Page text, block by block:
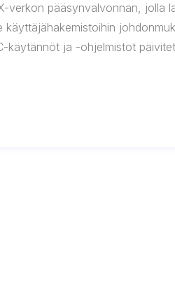
pääsynvalvonnan, jolla
käytännöt ja -ohjelmistot